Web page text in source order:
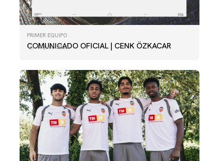
PRIMER EQUIPO
COMUNICADO OFICIAL | CENK ÖZKACAR
18 julio 2026